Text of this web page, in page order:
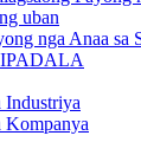
uban
nga Anaa sa
Industriya
Kompanya